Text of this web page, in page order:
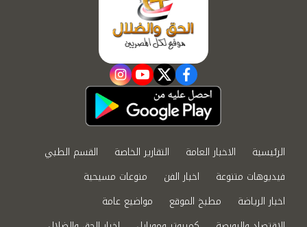
facebook
twitter
youtube
instagram
الرئيسية الاخبار العامة التقارير الخاصة
القسم الطبي
فيديوهات متنوعة
اخبار الفن
منوعات مسيحية
اخبار الرياضة
مطبخ الموقع
مواضيع عامة